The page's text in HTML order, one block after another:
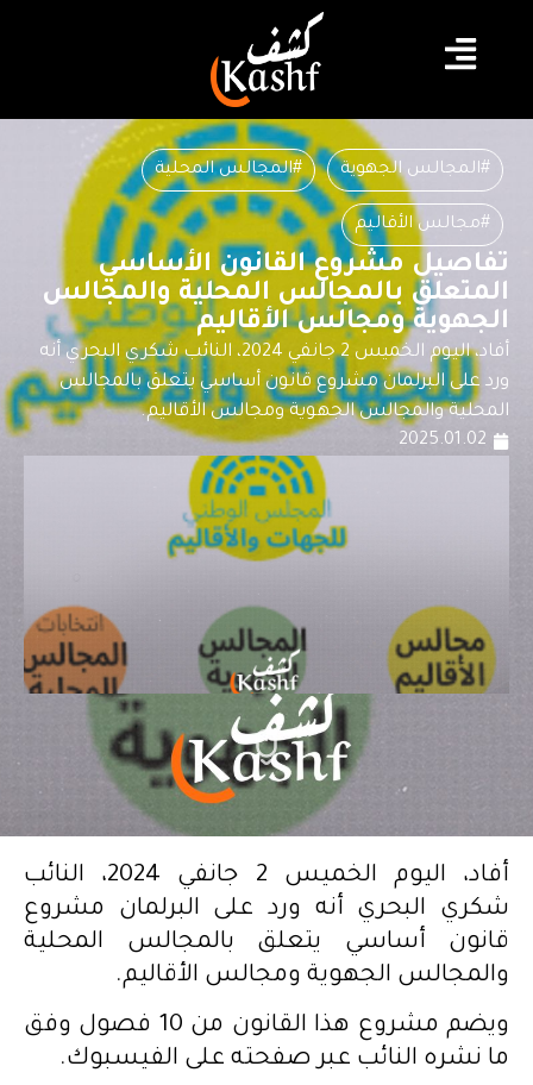
#المجالس الجهوية #المجالس المحلية
#مجالس الأقاليم
تفاصيل مشروع القانون الأساسي
المتعلق بالمجالس المحلية والمجالس
الجهوية ومجالس الأقاليم
أفاد، اليوم الخميس 2 جانفي 2024، النائب شكري البحري أنه
ورد على البرلمان مشروع قانون أساسي يتعلق بالمجالس
المحلية والمجالس الجهوية ومجالس الأقاليم.
2025.01.02
أفاد، اليوم الخميس 2 جانفي 2024، النائب
شكري البحري أنه ورد على البرلمان مشروع
قانون أساسي يتعلق بالمجالس المحلية
والمجالس الجهوية ومجالس الأقاليم.
ويضم مشروع هذا القانون من 10 فصول وفق
ما نشره النائب عبر صفحته على الفيسبوك.